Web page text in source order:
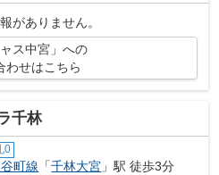
です...
がありません。
ャス中宮」への
わせはこちら
千林
0
町線 「千林大宮 」駅 徒歩3分